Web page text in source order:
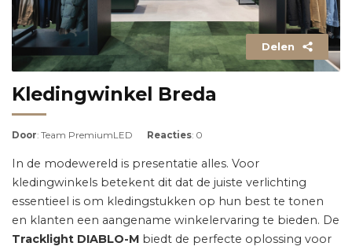
Delen
Kledingwinkel Breda
Door: Team PremiumLED Reacties: 0
In de modewereld is presentatie alles. Voor
kledingwinkels betekent dit dat de juiste verlichting
essentieel is om kledingstukken op hun best te tonen
en klanten een aangename winkelervaring te bieden. De
Tracklight DIABLO-M biedt de perfecte oplossing voor